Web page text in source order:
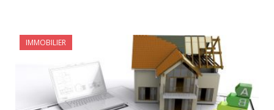
IMMOBILIER